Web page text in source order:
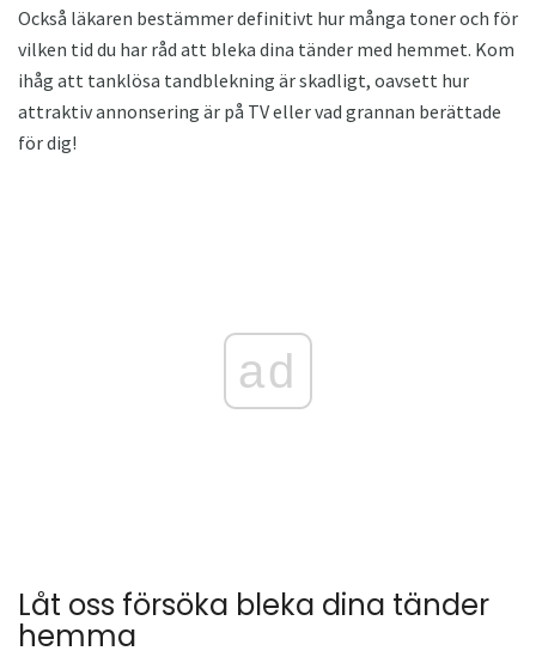
Också läkaren bestämmer definitivt hur många toner och för
vilken tid du har råd att bleka dina tänder med hemmet. Kom
ihåg att tanklösa tandblekning är skadligt, oavsett hur
attraktiv annonsering är på TV eller vad grannan berättade
för dig!
ad
Låt oss försöka bleka dina tänder
hemma